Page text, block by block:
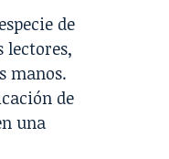
de
lectores,
manos.
de
una